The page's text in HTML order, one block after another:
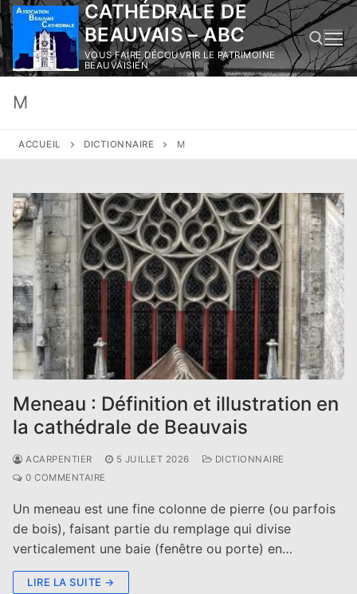
Aller
au
contenu
CATHÉDRALE DE
BEAUVAIS – ABC
VOUS FAIRE DÉCOUVRIR LE PATRIMOINE
BEAUVAISIEN
M
ACCUEIL DICTIONNAIRE M
Meneau : Définition et illustration en
la cathédrale de Beauvais
ACARPENTIER 5 JUILLET 2026
DICTIONNAIRE
0 COMMENTAIRE
Un meneau est une fine colonne de pierre (ou parfois
de bois), faisant partie du remplage qui divise
verticalement une baie (fenêtre ou porte) en…
LIRE LA SUITE →